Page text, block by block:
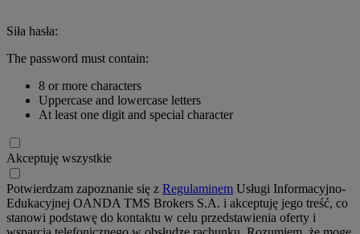
Siła hasła:
The password must contain:
8 or more characters
Uppercase and lowercase letters
At least one digit and special character
Akceptuję wszystkie
Potwierdzam zapoznanie się z Regulaminem Usługi Informacyjno-
Edukacyjnej OANDA TMS Brokers S.A. i akceptuję jego treść, co
stanowi podstawę do kontaktu w celu przedstawienia oferty i